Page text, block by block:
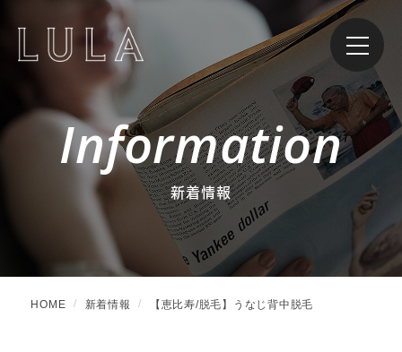
Information
新着情報
HOME 新着情報 【恵比寿/脱毛】うなじ背中脱毛